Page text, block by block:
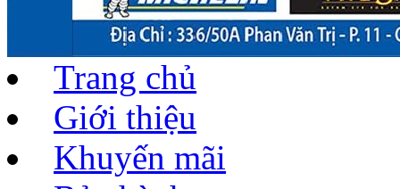
Trang chủ
Giới thiệu
Khuyến mãi